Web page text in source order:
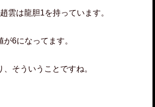
雲は龍胆1を持っています。
6になってます。
そういうことですね。